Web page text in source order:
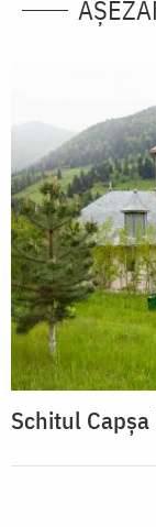
Schitul Capșa